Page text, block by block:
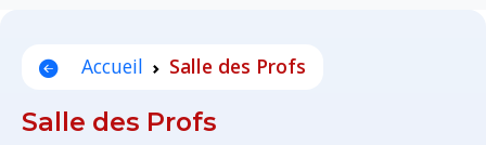
Accueil Salle des Profs
Salle des Profs